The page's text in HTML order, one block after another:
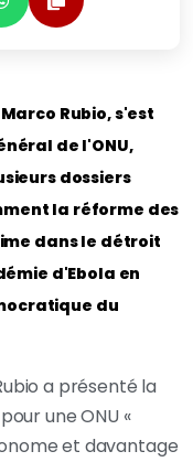
Rubio, s'est
de l'ONU,
dossiers
la réforme des
dans le détroit
d'Ebola en
du
a présenté la
une ONU «
et davantage